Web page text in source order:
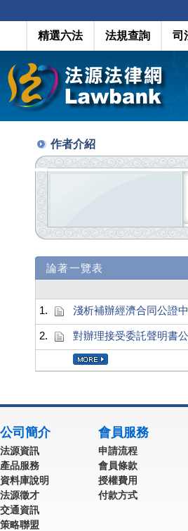
精選六法 法規查詢 司
作者介紹
論著一覽表
1.
淺析補辦經濟合同公證
2. 對辦理接受委託聲明書
公司簡介
法源資訊
產品服務
資料庫說明
法源徵才
交通資訊
策略聯盟
會員服務
申請流程
會員條款
授權費用
付款方式